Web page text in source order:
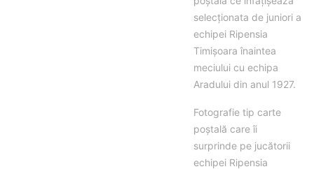
selecționata de juniori a
echipei Ripensia
Timișoara înaintea
meciului cu echipa
Aradului din anul 1927.
Fotografie tip carte
poștală care îi
surprinde pe jucătorii
echipei Ripensia